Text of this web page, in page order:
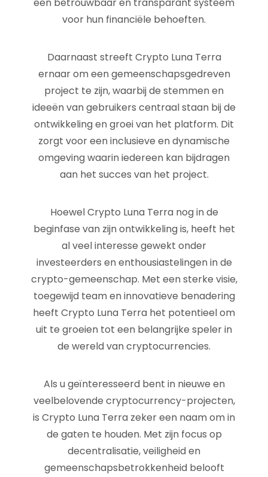
voor hun financiële behoeften.
Daarnaast streeft Crypto Luna Terra
ernaar om een gemeenschapsgedreven
project te zijn, waarbij de stemmen en
ideeën van gebruikers centraal staan bij de
ontwikkeling en groei van het platform. Dit
zorgt voor een inclusieve en dynamische
omgeving waarin iedereen kan bijdragen
aan het succes van het project.
Hoewel Crypto Luna Terra nog in de
beginfase van zijn ontwikkeling is, heeft het
al veel interesse gewekt onder
investeerders en enthousiastelingen in de
crypto-gemeenschap. Met een sterke visie,
toegewijd team en innovatieve benadering
heeft Crypto Luna Terra het potentieel om
uit te groeien tot een belangrijke speler in
de wereld van cryptocurrencies.
Als u geïnteresseerd bent in nieuwe en
veelbelovende cryptocurrency-projecten,
is Crypto Luna Terra zeker een naam om in
de gaten te houden. Met zijn focus op
decentralisatie, veiligheid en
gemeenschapsbetrokkenheid belooft